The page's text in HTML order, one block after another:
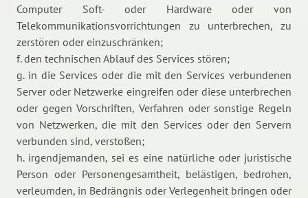
Computer Soft- oder Hardware oder von
Telekommunikationsvorrichtungen zu unterbrechen, zu
zerstören oder einzuschränken;
f. den technischen Ablauf des Services stören;
g. in die Services oder die mit den Services verbundenen
Server oder Netzwerke eingreifen oder diese unterbrechen
oder gegen Vorschriften, Verfahren oder sonstige Regeln
von Netzwerken, die mit den Services oder den Servern
verbunden sind, verstoßen;
h. irgendjemanden, sei es eine natürliche oder juristische
Person oder Personengesamtheit, belästigen, bedrohen,
verleumden, in Bedrängnis oder Verlegenheit bringen oder